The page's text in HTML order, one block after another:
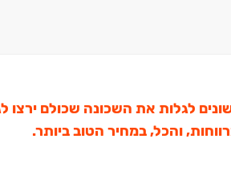
לגלות את השכונה שכולם ירצו
והכל, במחיר הטוב ביותר.